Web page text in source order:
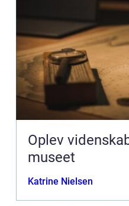
Oplev
museet
Katrine Nielsen